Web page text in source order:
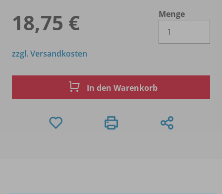
18,75 €
Menge
zzgl. Versandkosten
In den Warenkorb